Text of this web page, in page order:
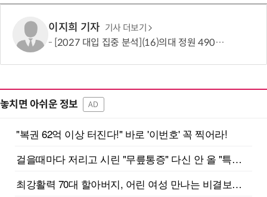
이지희 기자 기사 더보기
[2027 대입 집중 분석](16)의대 정원 490명 늘었지만…서울·수도권은 전형 변화에 주목
놓치면 아쉬운 정보 AD